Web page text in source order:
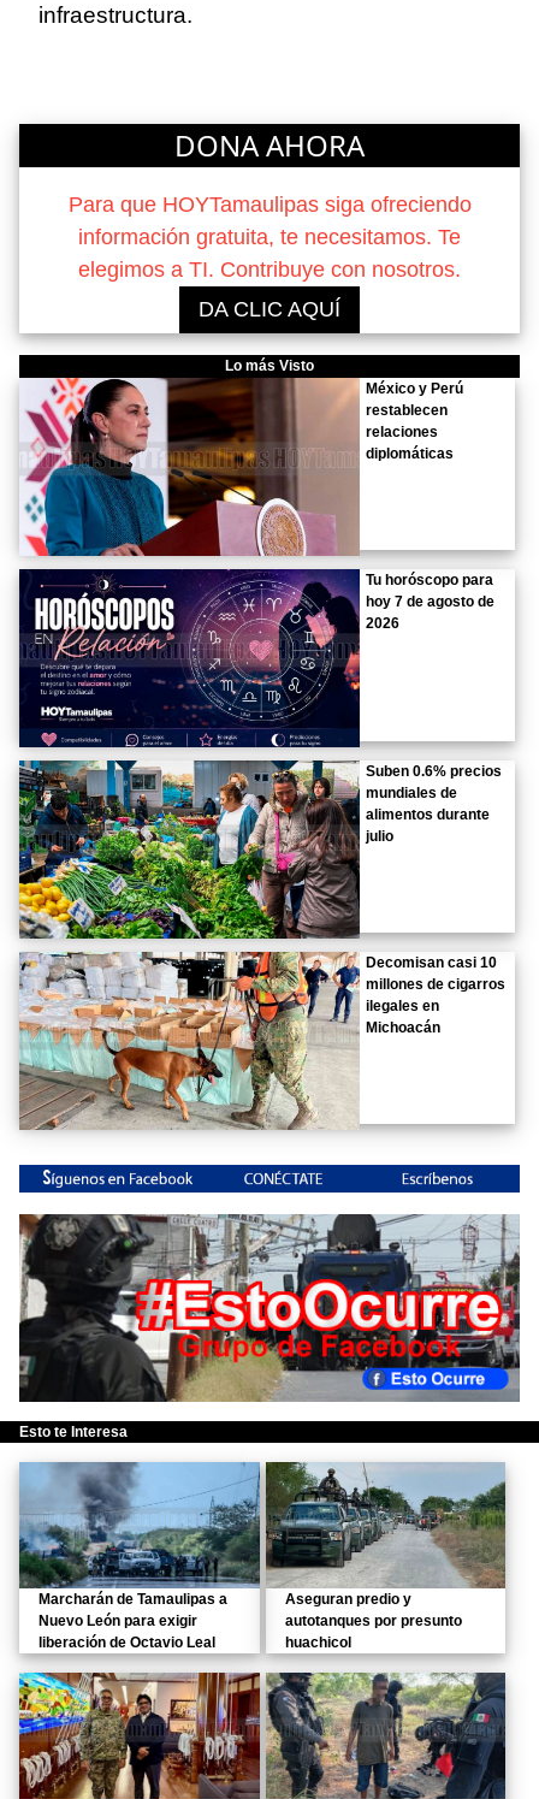
infraestructura.
DONA AHORA
Para que HOYTamaulipas siga ofreciendo
información gratuita, te necesitamos. Te
elegimos a TI. Contribuye con nosotros.
DA CLIC AQUÍ
Lo más Visto
México y Perú
restablecen
relaciones
diplomáticas
Tu horóscopo para
hoy 7 de agosto de
2026
Suben 0.6% precios
mundiales de
alimentos durante
julio
Decomisan casi 10
millones de cigarros
ilegales en
Michoacán
Esto te Interesa
Marcharán de Tamaulipas a
Nuevo León para exigir
liberación de Octavio Leal
Aseguran predio y
autotanques por presunto
huachicol